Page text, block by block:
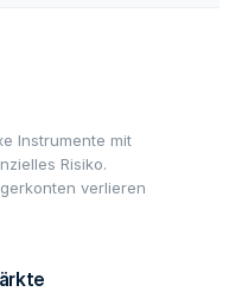
Instrumente mit
Risiko.
verlieren